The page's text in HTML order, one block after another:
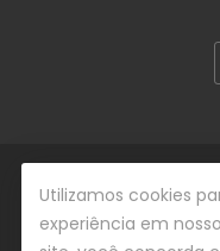
© Copyright 2026
Utilizamos cookies
experiência em